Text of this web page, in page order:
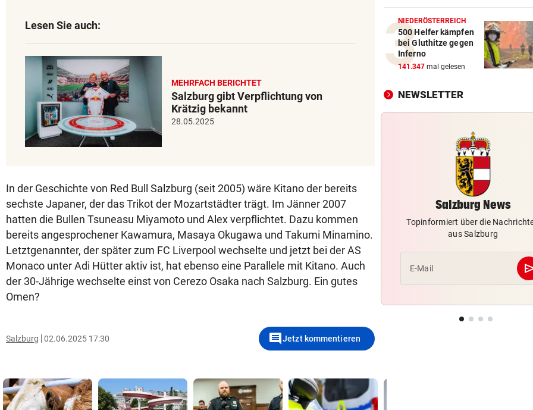
Lesen Sie auch:
MEHRFACH BERICHTET
Salzburg gibt Verpflichtung von
Krätzig bekannt
28.05.2025
In der Geschichte von Red Bull Salzburg (seit 2005) wäre Kitano der bereits
sechste Japaner, der das Trikot der Mozartstädter trägt. Im Jänner 2007
hatten die Bullen Tsuneasu Miyamoto und Alex verpflichtet. Dazu kommen
bereits angesprochener Kawamura, Masaya Okugawa und Takumi Minamino.
Letztgenannter, der später zum FC Liverpool wechselte und jetzt bei der AS
Monaco unter Adi Hütter aktiv ist, hat ebenso eine Parallele mit Kitano. Auch
der 30-Jährige wechselte einst von Cerezo Osaka nach Salzburg. Ein gutes
Omen?
Salzburg 02.06.2025 17:30 commentJetzt kommentieren
Nächstes Gewitter legte
Obusse erneut lahm
GELDKASSE GESTOHLEN vor
Einbruch bei Wasserrettung:
SALZBURGER FESTSPIELE
Mozarts herrlich kühne
Liebesspiele ganz in Weiß
SO SIEHT MAN SIE GUT
Wo Sternschnuppen auf
Sonnenfinsternis treffen
NIEDERÖSTERREICH
500 Helfer kämpfen
bei Gluthitze gegen
Inferno
141.347 mal gelesen
NEWSLETTER
Salzburg News
Topinformiert über die
aus Salzburg
E-Mail